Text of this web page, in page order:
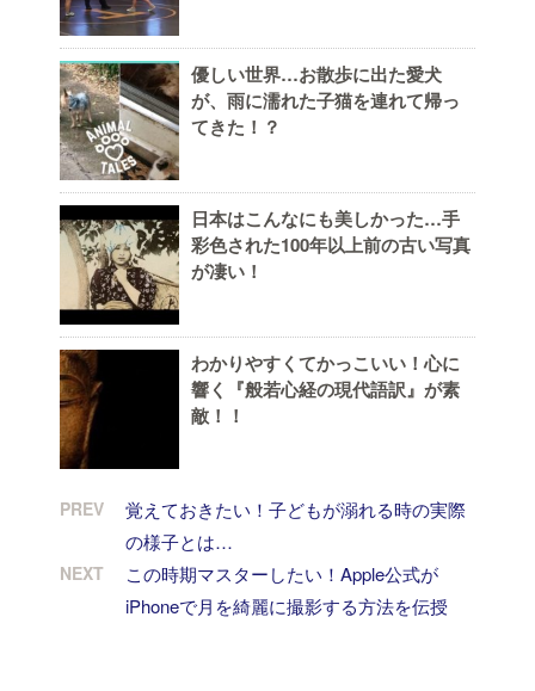
優しい世界…お散歩に出た愛犬
が、雨に濡れた子猫を連れて帰っ
てきた！？
日本はこんなにも美しかった…手
彩色された100年以上前の古い写真
が凄い！
わかりやすくてかっこいい！心に
響く『般若心経の現代語訳』が素
敵！！
PREV
覚えておきたい！子どもが溺れる時の実際
の様子とは…
NEXT
この時期マスターしたい！Apple公式が
iPhoneで月を綺麗に撮影する方法を伝授